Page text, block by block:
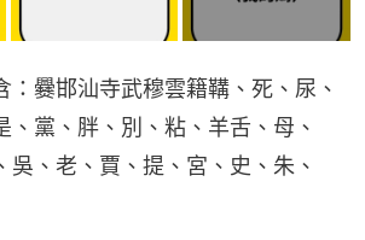
：爨邯汕寺武穆雲籍鞲、死、尿、
、黨、胖、別、粘、羊舌、母、
吳、老、賈、提、宮、史、朱、